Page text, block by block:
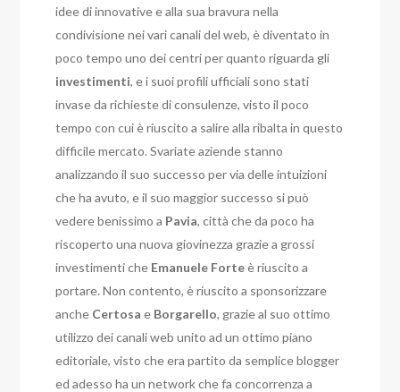
idee di innovative e alla sua bravura nella
condivisione nei vari canali del web, è diventato in
poco tempo uno dei centri per quanto riguarda gli
investimenti, e i suoi profili ufficiali sono stati
invase da richieste di consulenze, visto il poco
tempo con cui è riuscito a salire alla ribalta in questo
difficile mercato. Svariate aziende stanno
analizzando il suo successo per via delle intuizioni
che ha avuto, e il suo maggior successo si può
vedere benissimo a Pavia, città che da poco ha
riscoperto una nuova giovinezza grazie a grossi
investimenti che Emanuele Forteè riuscito a
portare. Non contento, è riuscito a sponsorizzare
anche Certosa e Borgarello, grazie al suo ottimo
utilizzo dei canali web unito ad un ottimo piano
editoriale, visto che era partito da semplice blogger
ed adesso ha un network che fa concorrenza a